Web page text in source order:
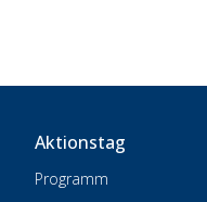
Aktionstag
Programm